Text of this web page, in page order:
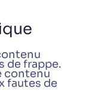
de frappe.
contenu
fautes de